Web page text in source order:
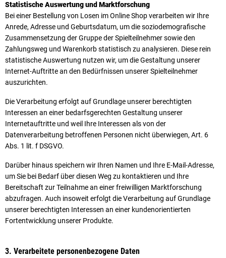
Statistische Auswertung und Marktforschung
Bei einer Bestellung von Losen im Online Shop verarbeiten wir Ihre
Anrede, Adresse und Geburtsdatum, um die soziodemografische
Zusammensetzung der Gruppe der Spielteilnehmer sowie den
Zahlungsweg und Warenkorb statistisch zu analysieren. Diese rein
statistische Auswertung nutzen wir, um die Gestaltung unserer
Internet-Auftritte an den Bedürfnissen unserer Spielteilnehmer
auszurichten.
Die Verarbeitung erfolgt auf Grundlage unserer berechtigten
Interessen an einer bedarfsgerechten Gestaltung unserer
Internetauftritte und weil Ihre Interessen als von der
Datenverarbeitung betroffenen Personen nicht überwiegen, Art. 6
Abs. 1 lit. f DSGVO.
Darüber hinaus speichern wir Ihren Namen und Ihre E-Mail-Adresse,
um Sie bei Bedarf über diesen Weg zu kontaktieren und Ihre
Bereitschaft zur Teilnahme an einer freiwilligen Marktforschung
abzufragen. Auch insoweit erfolgt die Verarbeitung auf Grundlage
unserer berechtigten Interessen an einer kundenorientierten
Fortentwicklung unserer Produkte.
3. Verarbeitete personenbezogene Daten